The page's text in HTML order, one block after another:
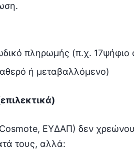
πληρωμής (π.χ.
ή μεταβαλλόμενο)
ΕΥΔΑΠ) δεν
τους, αλλά: